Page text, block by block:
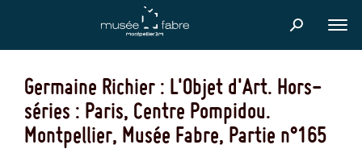
principal
Germaine Richier : L'Objet d'Art. Hors-
séries : Paris, Centre Pompidou.
Montpellier, Musée Fabre, Partie n°165